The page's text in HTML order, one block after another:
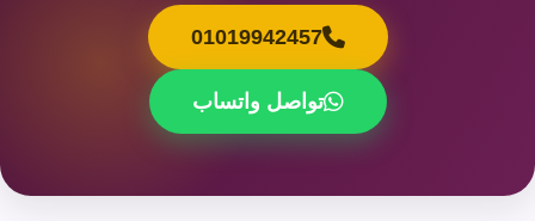
01019942457
تواصل واتساب